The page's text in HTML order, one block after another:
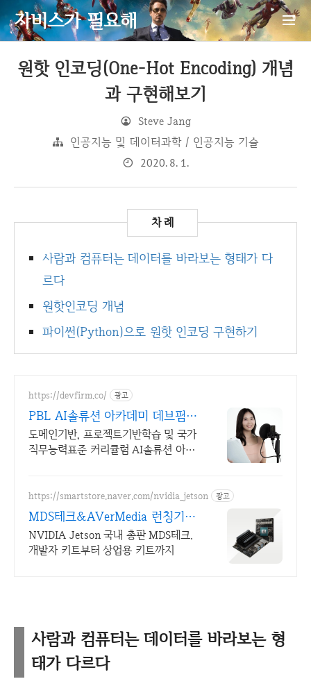
자비스가 필요해
원핫 인코딩(One-Hot Encoding) 개념
과 구현해보기
Steve Jang
인공지능 및 데이터과학 / 인공지능 기술
2020. 8. 1.
사람과 컴퓨터는 데이터를 바라보는 형태가 다
르다
원핫인코딩 개념
파이썬(Python)으로 원핫 인코딩 구현하기
https://devfirm.co/ 광고
PBL AI솔류션 아카데미 데브펌,
개발자들의 기업
도메인기반, 프로젝트기반학습 및 국가
직무능력표준 커리큘럼 AI솔류션 아카
https://smartstore.naver.com/nvidia_jetson 광고
MDS테크&AVerMedia 런칭기념
할인이벤트
NVIDIA Jetson 국내 총판 MDS테크.
개발자 키트부터 상업용 키트까지
사람과 컴퓨터는 데이터를 바라보는 형
태가 다르다